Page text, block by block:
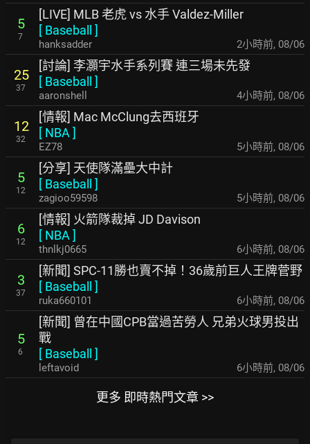
5
7
[LIVE] MLB 老虎 vs 水手 Valdez-Miller
[ Baseball ]
hanksadder 2小時前, 08/06
25
37
[討論] 李灝宇水手系列賽 連三場未先發
[ Baseball ]
aaronshell 4小時前, 08/06
12
32
[情報] Mac McClung去西班牙
[ NBA ]
EZ78 5小時前, 08/06
5
12
[分享] 天使隊滿壘大中計
[ Baseball ]
zagioo59598 5小時前, 08/06
6
12
[情報] 火箭隊裁掉 JD Davison
[ NBA ]
thnlkj0665 6小時前, 08/06
3
37
[新聞] SPC-11勝也賣不掉！36歲前巨人王牌菅野
[ Baseball ]
ruka660101 6小時前, 08/06
5
6
[新聞] 曾在中國CPB當過苦勞人 兄弟火球男投出
戰
[ Baseball ]
leftavoid 6小時前, 08/06
更多 即時熱門文章 >>